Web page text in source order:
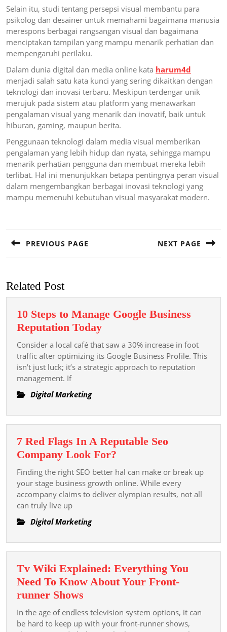
Selain itu, studi tentang persepsi visual membantu para
psikolog dan desainer untuk memahami bagaimana manusia
merespons berbagai rangsangan visual dan bagaimana
menciptakan tampilan yang mampu menarik perhatian dan
mempengaruhi perilaku.
Dalam dunia digital dan media online kata harum4d
menjadi salah satu kata kunci yang sering dikaitkan dengan
teknologi dan inovasi terbaru. Meskipun terdengar unik
merujuk pada sistem atau platform yang menawarkan
pengalaman visual yang menarik dan inovatif, baik untuk
hiburan, gaming, maupun berita.
Penggunaan teknologi dalam media visual memberikan
pengalaman yang lebih hidup dan nyata, sehingga mampu
menarik perhatian pengguna dan membuat mereka lebih
terlibat. Hal ini menunjukkan betapa pentingnya peran visual
dalam mengembangkan berbagai inovasi teknologi yang
mampu memenuhi kebutuhan visual masyarakat modern.
PREVIOUS PAGE NEXT PAGE
Related Post
10 Steps to Manage Google Business
Reputation Today10
Steps
to
Manage
Today
Consider a local café that saw a 30% increase in foot
traffic after optimizing its Google Business Profile. This
isn’t just luck; it’s a strategic approach to reputation
management. If
Digital Marketing
7 Red Flags In A Reputable Seo
Company Look For?
Red
Flags
In
Company
For?
Finding the right SEO better hal can make or break up
your stage business growth online. While every
accompany claims to deliver olympian results, not all
can truly live up
Digital Marketing
Tv Wiki Explained: Everything You
Need To Know About Your Front-
runner Shows
Wiki
Explained:
In the age of endless television system options, it can
be hard to keep up with your front-runner shows,